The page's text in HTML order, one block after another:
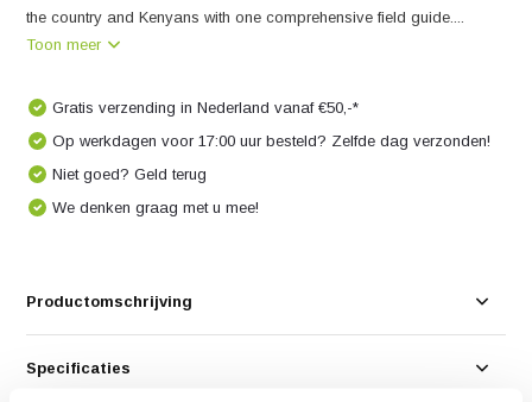
the country and Kenyans with one comprehensive field guide....
Toon meer
Gratis verzending in Nederland vanaf €50,-*
Op werkdagen voor 17:00 uur besteld? Zelfde dag verzonden!
Niet goed? Geld terug
We denken graag met u mee!
Productomschrijving
Specificaties